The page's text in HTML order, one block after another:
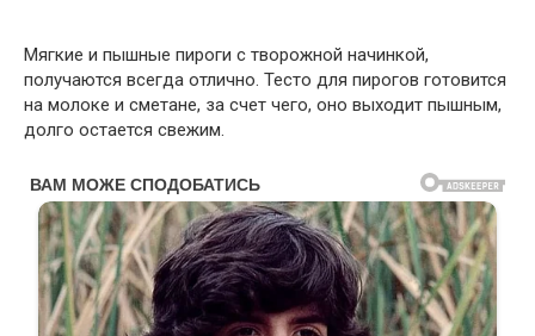
Мягкие и пышные пироги с творожной начинкой,
получаются всегда отлично. Тесто для пирогов готовится
на молоке и сметане, за счет чего, оно выходит пышным,
долго остается свежим.